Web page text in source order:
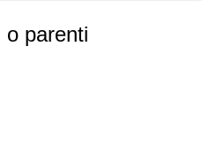
o parenti